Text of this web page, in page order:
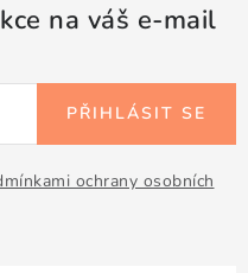
na váš e-mail
ochrany osobních
PŘIHLÁSIT SE